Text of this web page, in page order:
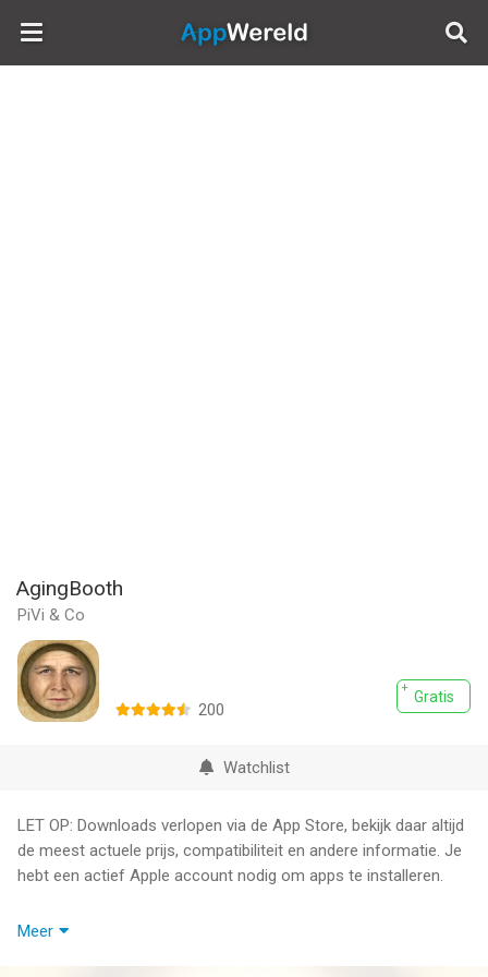
AppWereld
AgingBooth
PiVi & Co
Gratis
200
Watchlist
LET OP: Downloads verlopen via de App Store, bekijk daar altijd
de meest actuele prijs, compatibiliteit en andere informatie. Je
hebt een actief Apple account nodig om apps te installeren.
AgingBooth, one of the most popular iPhone & iPad apps still
Meer